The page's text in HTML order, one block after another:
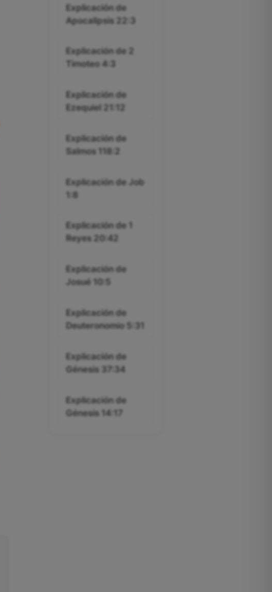
Explicación de
Apocalipsis 22:3
Explicación de 2
Timoteo 4:3
Explicación de
Ezequiel 21:12
Explicación de
Salmos 118:2
Explicación de Job
1:8
Explicación de 1
Reyes 20:42
Explicación de
Josué 10:5
Explicación de
Deuteronomio 5:31
Explicación de
Génesis 37:34
Explicación de
Génesis 14:17